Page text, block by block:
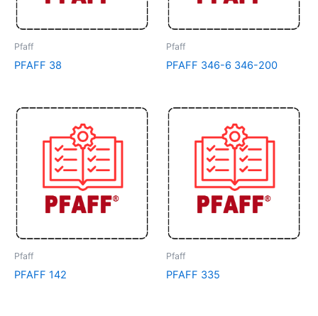
Pfaff
PFAFF 38
Pfaff
PFAFF 346-6 346-200
Pfaff
PFAFF 142
Pfaff
PFAFF 335